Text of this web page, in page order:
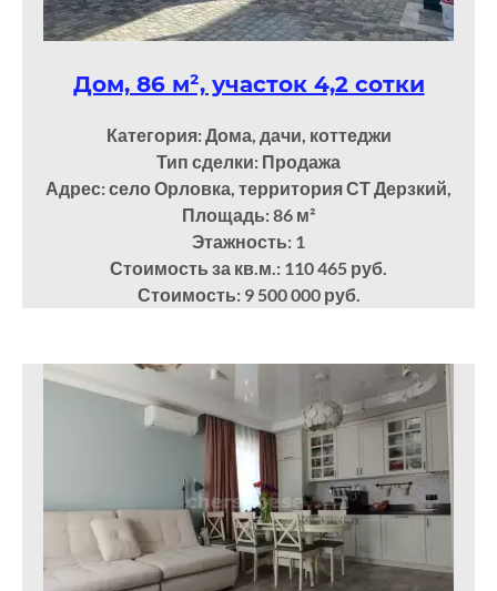
Дом, 86 м², участок 4,2 сотки
Категория: Дома, дачи, коттеджи
Тип сделки: Продажа
Адрес: село Орловка, территория СТ Дерзкий,
Площадь: 86 м²
Этажность: 1
Стоимость за кв.м.: 110 465 руб.
Стоимость: 9 500 000 руб.